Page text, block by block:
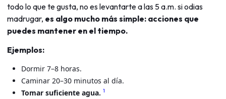
todo lo que te gusta, no es levantarte a las 5 a.m. si odias
madrugar, es algo mucho más simple: acciones que
puedes mantener en el tiempo.
Ejemplos:
Dormir 7–8 horas.
Caminar 20–30 minutos al día.
Tomar suficiente agua. 1